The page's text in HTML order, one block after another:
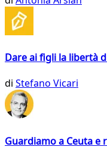
Dare ai figli la libertà
di Stefano Vicari
Guardiamo a Ceuta e